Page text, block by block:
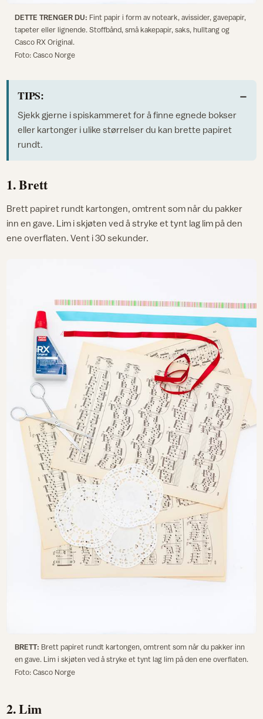
DETTE TRENGER DU: Fint papir i form av noteark, avissider, gavepapir,
tapeter eller lignende. Stoffbånd, små kakepapir, saks, hulltang og
Casco RX Original.
Foto: Casco Norge
TIPS:
Sjekk gjerne i spiskammeret for å finne egnede bokser
eller kartonger i ulike størrelser du kan brette papiret
rundt.
1. Brett
Brett papiret rundt kartongen, omtrent som når du pakker
inn en gave. Lim i skjøten ved å stryke et tynt lag lim på den
ene overflaten. Vent i 30 sekunder.
BRETT: Brett papiret rundt kartongen, omtrent som når du pakker inn
en gave. Lim i skjøten ved å stryke et tynt lag lim på den ene overflaten.
Foto: Casco Norge
2. Lim